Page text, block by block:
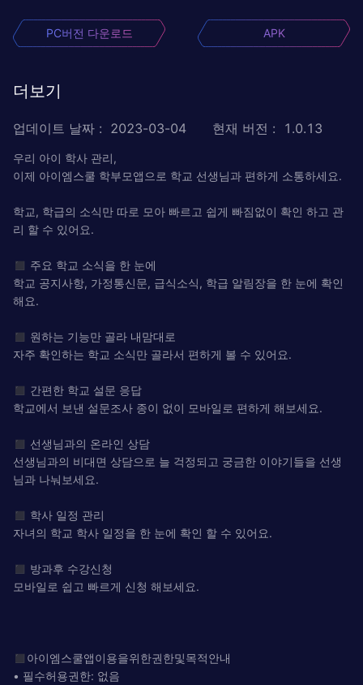
PC버전 다운로드 APK
더보기
업데이트 날짜 : 2023-03-04 현재 버전 : 1.0.13
우리 아이 학사 관리,
이제 아이엠스쿨 학부모앱으로 학교 선생님과 편하게 소통하세요.
학교, 학급의 소식만 따로 모아 빠르고 쉽게 빠짐없이 확인 하고 관
리 할 수 있어요.
◼ 주요 학교 소식을 한 눈에
학교 공지사항, 가정통신문, 급식소식, 학급 알림장을 한 눈에 확인
해요.
◼ 원하는 기능만 골라 내맘대로
자주 확인하는 학교 소식만 골라서 편하게 볼 수 있어요.
◼ 간편한 학교 설문 응답
학교에서 보낸 설문조사 종이 없이 모바일로 편하게 해보세요.
◼ 선생님과의 온라인 상담
선생님과의 비대면 상담으로 늘 걱정되고 궁금한 이야기들을 선생
님과 나눠보세요.
◼ 학사 일정 관리
자녀의 학교 학사 일정을 한 눈에 확인 할 수 있어요.
◼ 방과후 수강신청
모바일로 쉽고 빠르게 신청 해보세요.
◼아이엠스쿨앱이용을위한권한및목적안내
• 필수허용권한: 없음